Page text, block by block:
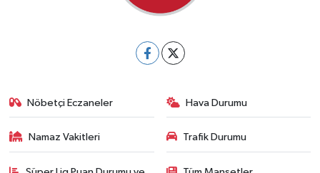
Nöbetçi Eczaneler Hava Durumu
Namaz Vakitleri Trafik Durumu